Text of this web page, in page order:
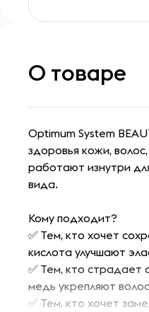
О товаре
Optimum System
здоровья кожи,
работают изнутри
вида.
Кому подходит?
✅ Тем, кто хочет
кислота улучшают
✅ Тем, кто страдает
медь укрепляют
✅ Тем, кто хочет